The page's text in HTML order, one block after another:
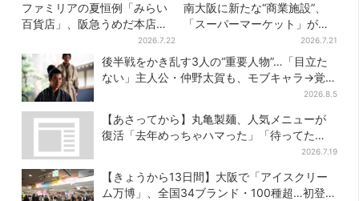
ファミリアの夏恒例「みらい
百貨店」、阪急うめだ本店で
開幕…限定グッズを大人買い
する人続出
2026.7.22
南大阪に新たな“商業施設”、
「スーパーマーケット」が先
行オープン！駅直結＆21時ま
で営業
2026.7.21
後半戦をかき乱す3人の“重要人物”…「目立た
ない」主人公・仲野太賀も、モブキャラ→覚醒
2026.8.5
【あさってから】丸亀製麺、人気メニューが
復活「去年めっちゃハマった」「待ってた
2026.7.19
【きょうから13日間】大阪で「アイスクリー
ム万博」、全国34ブランド・100種超…初登場